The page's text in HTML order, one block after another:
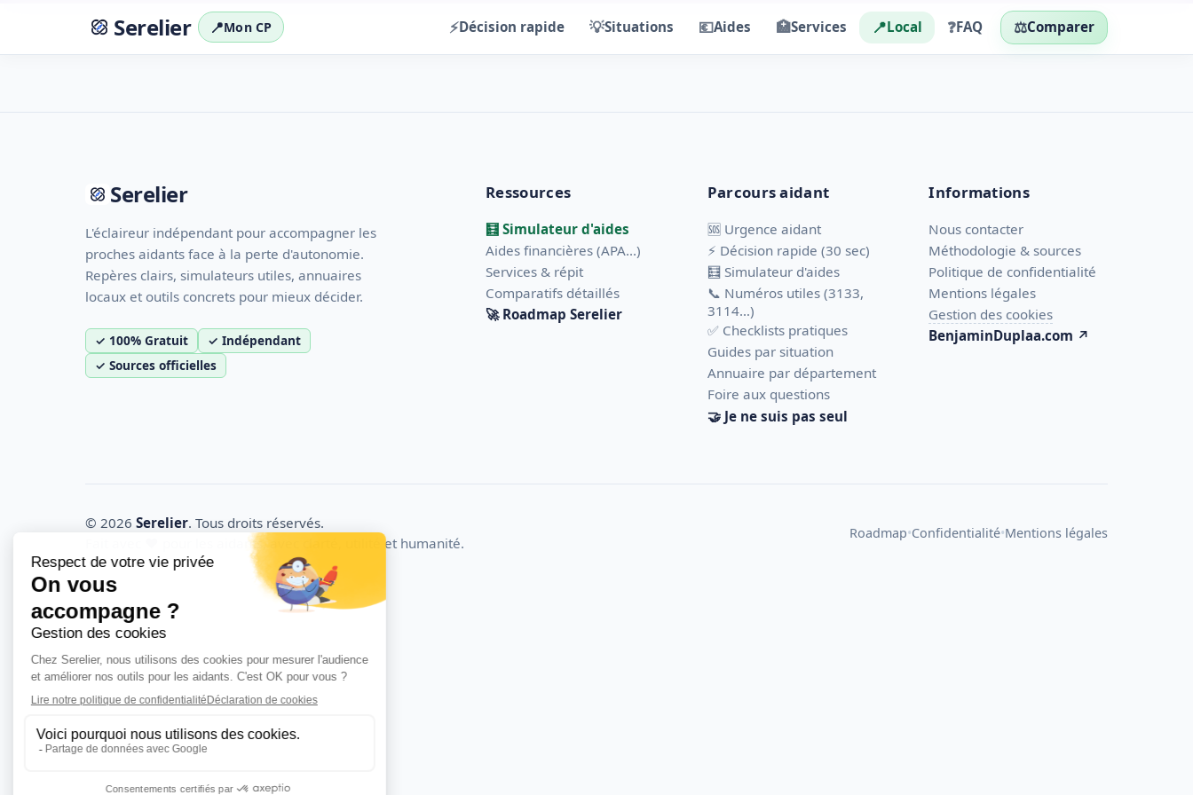
Serelier 📍Mon CP ⚡Décision rapide 💡Situations 💶Aides 🏥Services 📍Local ❓FAQ ⚖️Comparer
Serelier
L'éclaireur indépendant pour accompagner les
proches aidants face à la perte d'autonomie.
Repères clairs, simulateurs utiles, annuaires
locaux et outils concrets pour mieux décider.
✓ 100% Gratuit
✓ Indépendant
✓ Sources officielles
Ressources
🧮 Simulateur d'aides
Aides financières (APA...)
Services & répit
Comparatifs détaillés
🚀 Roadmap Serelier
Parcours aidant
🆘 Urgence aidant
⚡ Décision rapide (30 sec)
🧮 Simulateur d'aides
📞 Numéros utiles (3133,
3114…)
✅ Checklists pratiques
Guides par situation
Annuaire par département
Foire aux questions
🤝 Je ne suis pas seul
Informations
Nous contacter
Méthodologie & sources
Politique de confidentialité
Mentions légales
Gestion des cookies
BenjaminDuplaa.com ↗
© 2026 Serelier. Tous droits réservés.
pour les aidants, avec clarté, utilité et humanité.
Roadmap•Confidentialité•Mentions légales